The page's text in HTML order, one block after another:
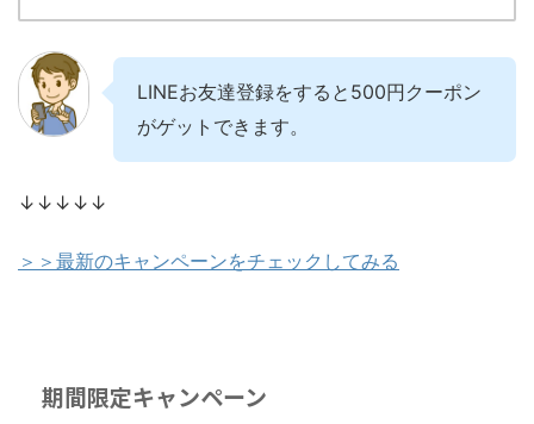
LINEお友達登録をすると500円クーポン
がゲットできます。
↓↓↓↓↓
＞＞最新のキャンペーンをチェックしてみる
期間限定キャンペーン